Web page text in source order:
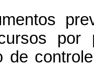
por
de